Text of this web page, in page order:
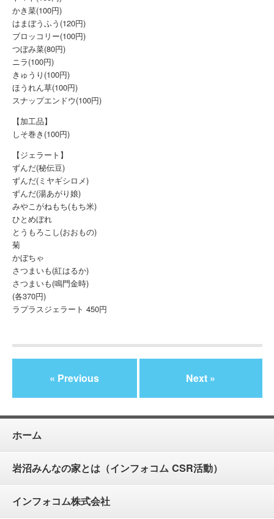
かき菜(100円)
はまぼうふう(120円)
ブロッコリー(100円)
つぼみ菜(80円)
ニラ(100円)
きゅうり(100円)
ほうれん草(100円)
スナップエンドウ(100円)
【加工品】
しそ巻き(100円)
【ジェラート】
ずんだ(秘伝豆)
ずんだ(ミヤギシロメ)
ずんだ(湯あがり娘)
みやこがねもち(もち米)
ひとめぼれ
とうもろこし(おおもの)
菊
かぼちゃ
さつまいも(紅はるか)
さつまいも(鳴門金時)
(各370円)
ラプラスジェラート 450円
« Previous Next »
ホーム
岩沼みんなの家とは（インフォコム CSR活動）
インフォコム株式会社